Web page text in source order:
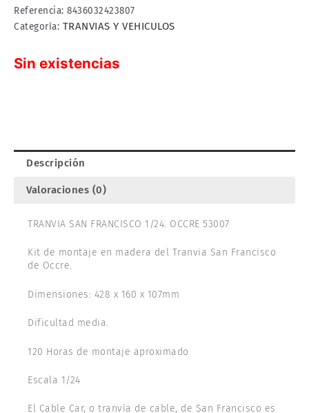
Referencia: 8436032423807
Categoría: TRANVIAS Y VEHICULOS
Sin existencias
Descripción
Valoraciones (0)
TRANVIA SAN FRANCISCO 1/24. OCCRE 53007
Kit de montaje en madera del Tranvia San Francisco
de Occre.
Dimensiones: 428 x 160 x 107mm
Dificultad media.
120 Horas de montaje aproximado
Escala 1/24
El Cable Car, o tranvía de cable, de San Francisco es